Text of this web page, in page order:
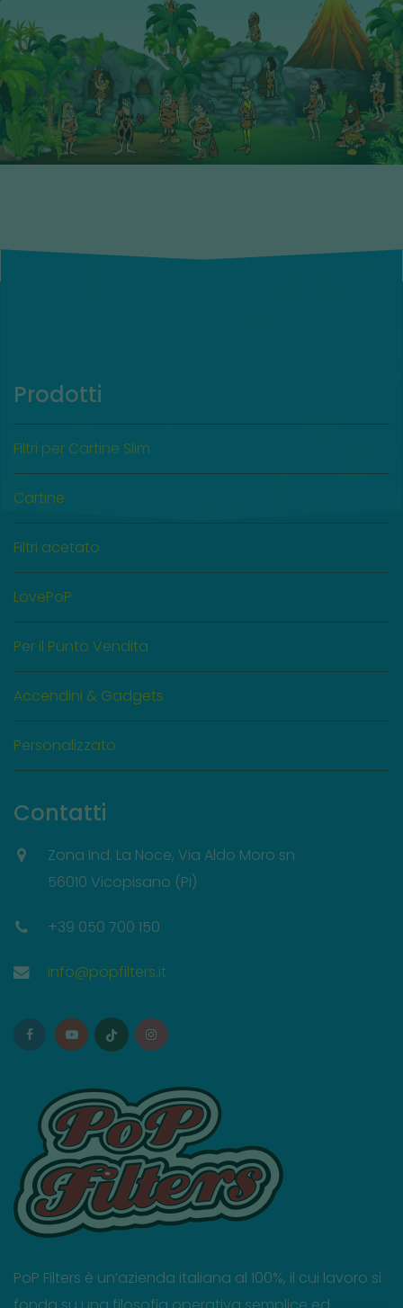
SCOPRI I PERSONAGGI
Limited edition - PoP Filters
Prodotti
Filtri per Cartine Slim
Cartine
Filtri acetato
LovePoP
Per il Punto Vendita
Accendini & Gadgets
Personalizzato
Contatti
Zona Ind. La Noce, Via Aldo Moro sn
56010 Vicopisano (PI)
+39 050 700 150
info@popfilters.it
PoP Filters è un’azienda italiana al 100%, il cui lavoro si